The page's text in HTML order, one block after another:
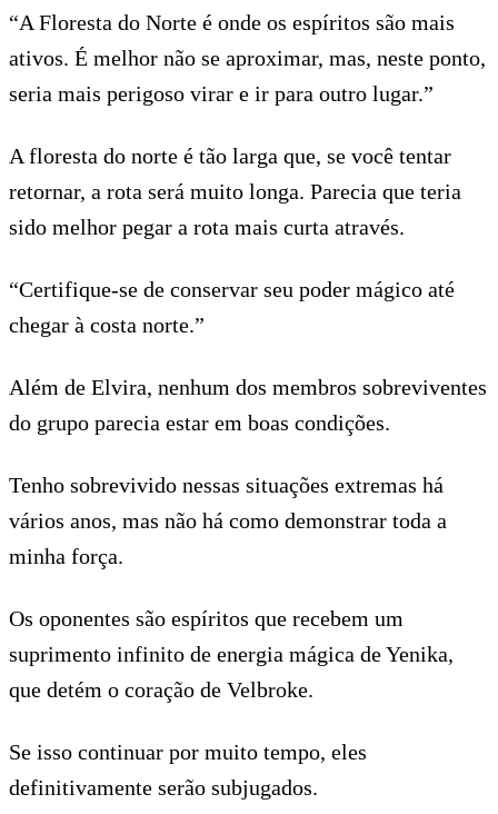
“A Floresta do Norte é onde os espíritos são mais
ativos. É melhor não se aproximar, mas, neste ponto,
seria mais perigoso virar e ir para outro lugar.”
A floresta do norte é tão larga que, se você tentar
retornar, a rota será muito longa. Parecia que teria
sido melhor pegar a rota mais curta através.
“Certifique-se de conservar seu poder mágico até
chegar à costa norte.”
Além de Elvira, nenhum dos membros sobreviventes
do grupo parecia estar em boas condições.
Tenho sobrevivido nessas situações extremas há
vários anos, mas não há como demonstrar toda a
minha força.
Os oponentes são espíritos que recebem um
suprimento infinito de energia mágica de Yenika,
que detém o coração de Velbroke.
Se isso continuar por muito tempo, eles
definitivamente serão subjugados.